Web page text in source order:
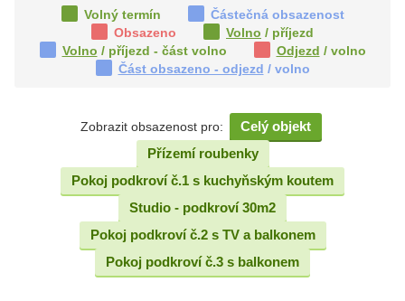
Volný termín
Částečná obsazenost
Obsazeno
Volno / příjezd
Volno / příjezd - část volno Odjezd / volno
Část obsazeno - odjezd / volno
Zobrazit obsazenost pro:
Celý objekt
Přízemí roubenky
Pokoj podkroví č.1 s kuchyňským koutem
Studio - podkroví 30m2
Pokoj podkroví č.2 s TV a balkonem
Pokoj podkroví č.3 s balkonem